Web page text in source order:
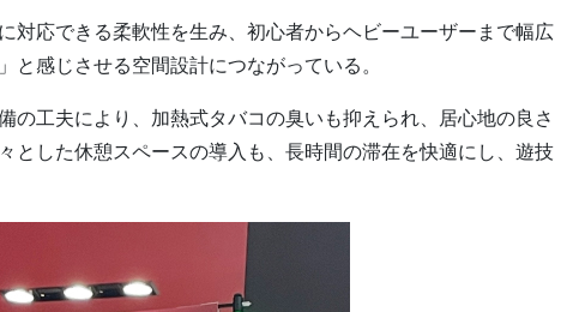
対応できる柔軟性を生み、初心者からヘビーユーザーまで幅広
と感じさせる空間設計につながっている。
の工夫により、加熱式タバコの臭いも抑えられ、居心地の良さ
とした休憩スペースの導入も、長時間の滞在を快適にし、遊技